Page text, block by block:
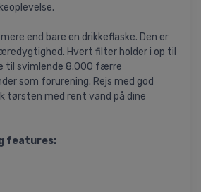
end bare en drikkeflaske. Den er
Hvert filter holder i op til
til svimlende 8.000 færre
som forurening. Rejs med god
tørsten med rent vand på dine
features: